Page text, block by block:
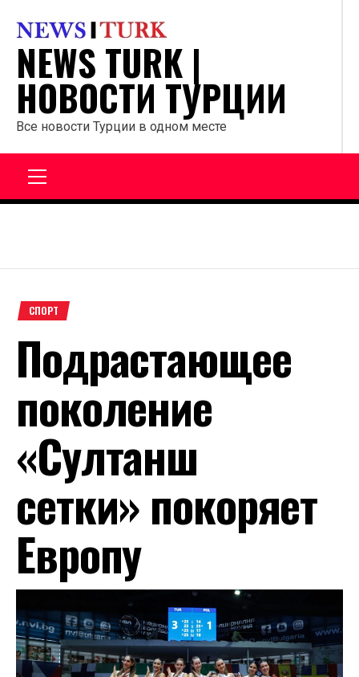
содержанию
NEWS TURK |
НОВОСТИ ТУРЦИИ
Все новости Турции в одном месте
СПОРТ
Подрастающее
поколение
«Султанш
сетки» покоряет
Европу